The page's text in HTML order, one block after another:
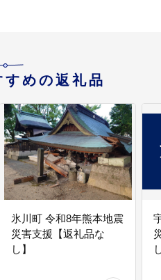
めの返礼品
氷川町 令和8年熊本地震
災害支援【返礼品な
し】